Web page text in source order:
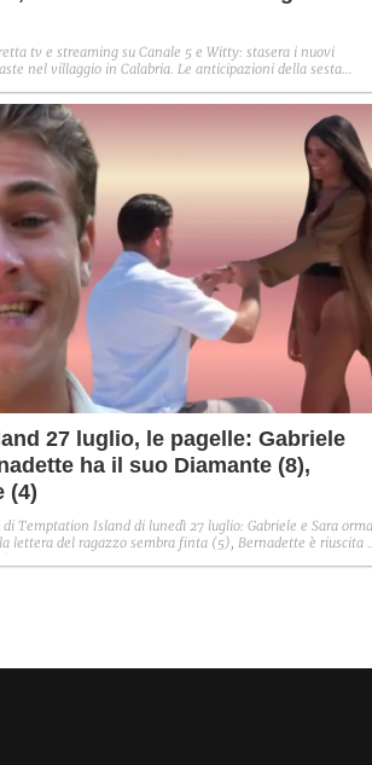
tv e streaming su Canale 5 e Witty: stasera i nuovi
nel villaggio in Calabria. Le anticipazioni della sesta
e si avvicina a Lory.
27 luglio, le pagelle: Gabriele
ha il suo Diamante (8),
(4)
Temptation Island di lunedì 27 luglio: Gabriele e Sara
lettera del ragazzo sembra finta (5), Bernadette è riuscita